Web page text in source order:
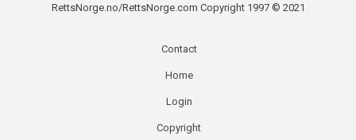
RettsNorge.no/RettsNorge.com Copyright 1997 © 2021
Contact
Home
Login
Copyright